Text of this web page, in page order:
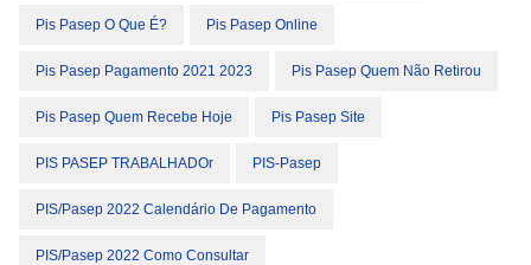
Pis Pasep O Que É? Pis Pasep Online
Pis Pasep Pagamento 2021 2023 Pis Pasep Quem Não Retirou
Pis Pasep Quem Recebe Hoje Pis Pasep Site
PIS PASEP TRABALHADOr PIS-Pasep
PIS/Pasep 2022 Calendário De Pagamento
PIS/Pasep 2022 Como Consultar